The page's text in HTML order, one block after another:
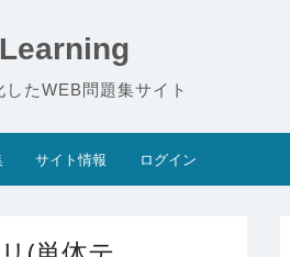
たWEB問題集サイト
サイト情報 ログイン